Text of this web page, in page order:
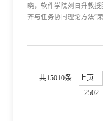
晓，软件学院刘日升教
齐与任务协同理论方法”
共15010条 上页
2502